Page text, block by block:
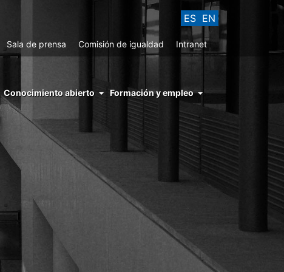
ES EN
Sala de prensa Comisión de igualdad Intranet
menu
right
cchs
conocimiento
abierto
Conocimiento abierto Formación y empleo